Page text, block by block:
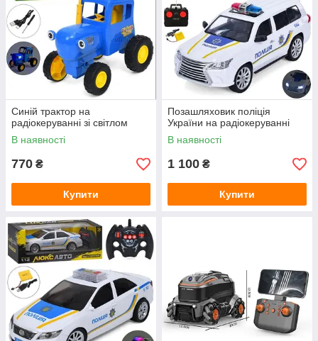
Синій трактор на
радіокеруванні зі світлом
В наявності
770 ₴
Купити
Позашляховик поліція
України на радіокеруванні
В наявності
1 100 ₴
Купити